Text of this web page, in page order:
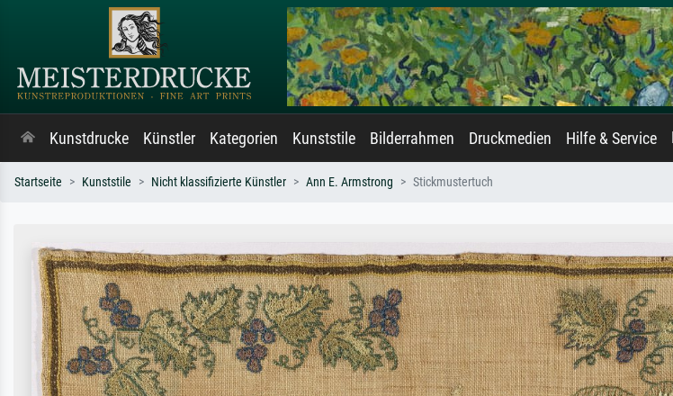
Kunstdrucke Künstler Kategorien Kunststile Bilderrahmen Druckmedien Hilfe & Service
Startseite Kunststile Nicht klassifizierte Künstler Ann E. Armstrong Stickmustertuch